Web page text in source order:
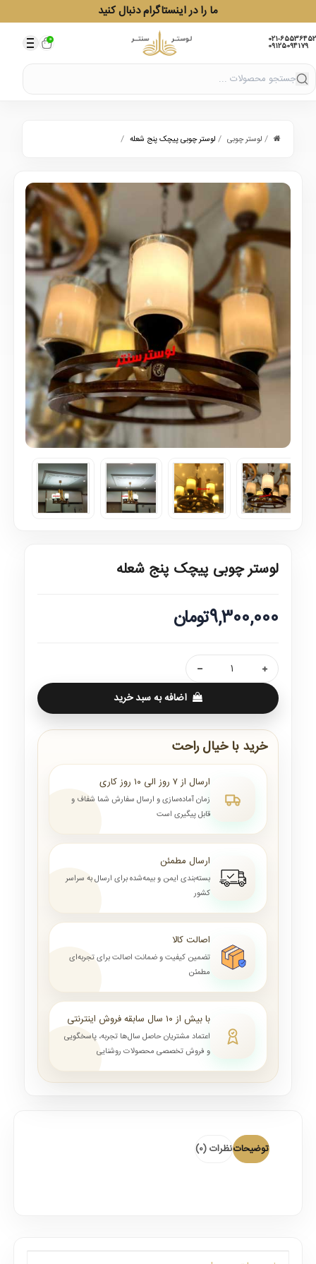
ما را در اینستاگرام دنبال کنید
021-65536452
09125094179
0
/ لوستر چوبی / لوستر چوبی پیچک پنج شعله /
لوستر چوبی پیچک پنج شعله
9,300,000تومان
اضافه به سبد خرید
خرید با خیال راحت
ارسال از ۷ روز الی ۱۰ روز کاری
زمان آماده‌سازی و ارسال سفارش شما شفاف و
قابل پیگیری است
ارسال مطمئن
بسته‌بندی ایمن و بیمه‌شده برای ارسال به سراسر
کشور
اصالت کالا
تضمین کیفیت و ضمانت اصالت برای تجربه‌ای
مطمئن
با بیش از ۱۰ سال سابقه فروش اینترنتی
اعتماد مشتریان حاصل سال‌ها تجربه، پاسخگویی
و فروش تخصصی محصولات روشنایی
توضیحاتنظرات (0)